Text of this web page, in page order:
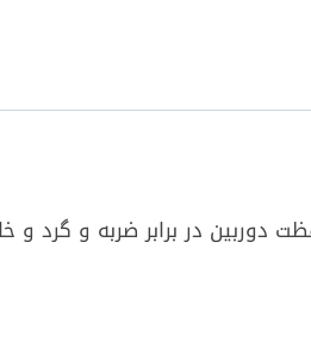
دوربین در برابر ضربه و